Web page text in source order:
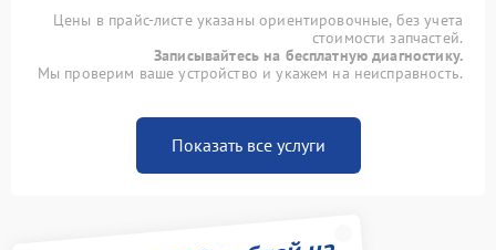
Цены в прайс-листе указаны ориентировочные, без учета
стоимости запчастей.
Записывайтесь на бесплатную диагностику.
Мы проверим ваше устройство и укажем на неисправность.
Показать все услуги